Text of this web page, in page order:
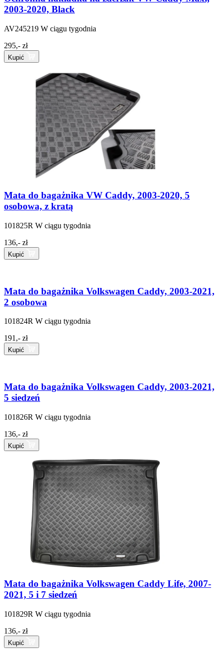
2003-2020, Black
AV245219 W ciągu tygodnia
295,- zł
Kupić
Mata do bagażnika VW Caddy, 2003-2020, 5
osobowa, z kratą
101825R W ciągu tygodnia
136,- zł
Kupić
Mata do bagażnika Volkswagen Caddy, 2003-2021,
2 osobowa
101824R W ciągu tygodnia
191,- zł
Kupić
Mata do bagażnika Volkswagen Caddy, 2003-2021,
5 siedzeń
101826R W ciągu tygodnia
136,- zł
Kupić
Mata do bagażnika Volkswagen Caddy Life, 2007-
2021, 5 i 7 siedzeń
101829R W ciągu tygodnia
136,- zł
Kupić